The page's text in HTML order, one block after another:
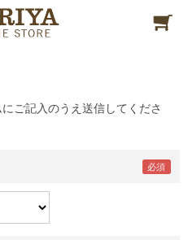
ご記入のうえ送信してくださ